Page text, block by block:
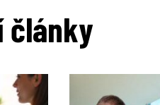
články